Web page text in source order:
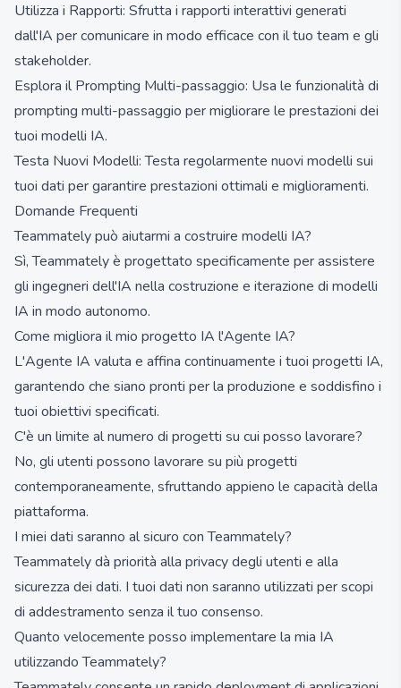
Utilizza i Rapporti: Sfrutta i rapporti interattivi generati
dall'IA per comunicare in modo efficace con il tuo team e gli
stakeholder.
Esplora il Prompting Multi-passaggio: Usa le funzionalità di
prompting multi-passaggio per migliorare le prestazioni dei
tuoi modelli IA.
Testa Nuovi Modelli: Testa regolarmente nuovi modelli sui
tuoi dati per garantire prestazioni ottimali e miglioramenti.
Domande Frequenti
Teammately può aiutarmi a costruire modelli IA?
Sì, Teammately è progettato specificamente per assistere
gli ingegneri dell'IA nella costruzione e iterazione di modelli
IA in modo autonomo.
Come migliora il mio progetto IA l'Agente IA?
L'Agente IA valuta e affina continuamente i tuoi progetti IA,
garantendo che siano pronti per la produzione e soddisfino i
tuoi obiettivi specificati.
C'è un limite al numero di progetti su cui posso lavorare?
No, gli utenti possono lavorare su più progetti
contemporaneamente, sfruttando appieno le capacità della
piattaforma.
I miei dati saranno al sicuro con Teammately?
Teammately dà priorità alla privacy degli utenti e alla
sicurezza dei dati. I tuoi dati non saranno utilizzati per scopi
di addestramento senza il tuo consenso.
Quanto velocemente posso implementare la mia IA
utilizzando Teammately?